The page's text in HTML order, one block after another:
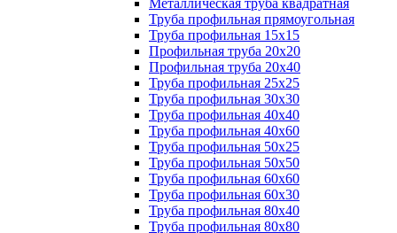
Металлическая труба квадратная
Труба профильная прямоугольная
Труба профильная 15х15
Профильная труба 20х20
Профильная труба 20х40
Труба профильная 25х25
Труба профильная 30x30
Труба профильная 40х40
Труба профильная 40х60
Труба профильная 50х25
Труба профильная 50х50
Труба профильная 60x60
Труба профильная 60х30
Труба профильная 80х40
Труба профильная 80х80